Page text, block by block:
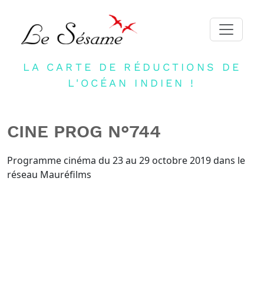
ACCUEIL
BLOG
NEWSLETTER
CONTACT
LA CARTE DE RÉDUCTIONS DE
L'OCÉAN INDIEN !
CINE PROG N°744
Programme cinéma du 23 au 29 octobre 2019 dans le
réseau Mauréfilms